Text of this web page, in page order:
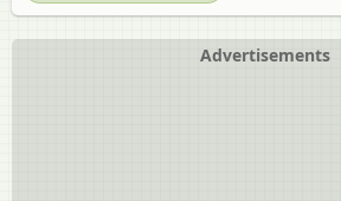
Advertisements